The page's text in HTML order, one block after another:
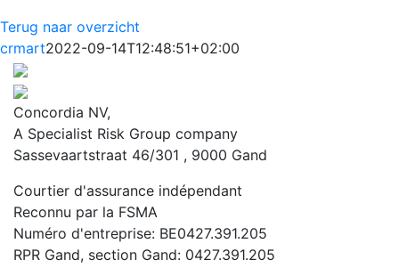
Terug naar overzicht
crmart2022-09-14T12:48:51+02:00
Concordia NV,
A Specialist Risk Group company
Sassevaartstraat 46/301 , 9000 Gand
Courtier d'assurance indépendant
Reconnu par la FSMA
Numéro d'entreprise: BE0427.391.205
RPR Gand, section Gand: 0427.391.205